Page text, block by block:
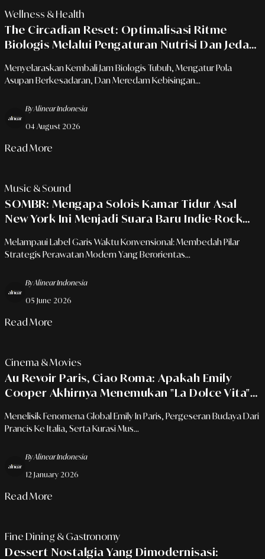
Wellness & Health
The Circadian Reset: Optimalisasi Ritme
Biologis Melalui Pengaturan Nutrisi Dan Jeda
Menyelaraskan Kembali Jam Biologis Tubuh, Mengatur Pola
Asupan Berkesadaran, Dan Meredam Kebisingan...
By Alinear Indonesia
04 August 2026
Read More
Music & Sound
SOMBR: Mengapa Solois Kamar Tidur Asal
New York Ini Menjadi Suara Baru Indie-Rock
Melampaui Label Garis Waktu Konvensional: Membedah Pilar
Strategis Perawatan Modern Yang Berorientas...
By Alinear Indonesia
05 June 2026
Read More
Cinema & Movies
Au Revoir Paris, Ciao Roma: Apakah Emily
Cooper Akhirnya Menemukan "La Dolce Vita"
Menelisik Fenomena Global Emily In Paris, Pergeseran Budaya Dari
Prancis Ke Italia, Serta Kurasi Mus...
By Alinear Indonesia
12 January 2026
Read More
Fine Dining & Gastronomy
Dessert Nostalgia Yang Dimodernisasi: